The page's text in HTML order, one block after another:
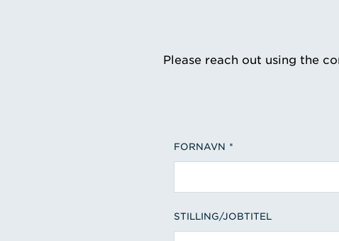
Please reach out using the
FORNAVN
STILLING/JOBTITEL